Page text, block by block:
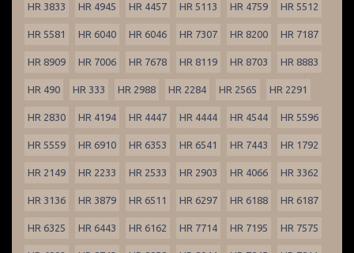
HR 3833 HR 4945 HR 4457 HR 5113 HR 4759 HR 5512
HR 5581 HR 6040 HR 6046 HR 7307 HR 8200 HR 7187
HR 8909 HR 7006 HR 7678 HR 8119 HR 8703 HR 8883
HR 490 HR 333 HR 2988 HR 2284 HR 2565 HR 2291
HR 2830 HR 4194 HR 4447 HR 4444 HR 4544 HR 5596
HR 5559 HR 6910 HR 6353 HR 6541 HR 7443 HR 1792
HR 2149 HR 2233 HR 2533 HR 2903 HR 4066 HR 3362
HR 3136 HR 3879 HR 6511 HR 6297 HR 6188 HR 6187
HR 6325 HR 6443 HR 6162 HR 7714 HR 7195 HR 7575